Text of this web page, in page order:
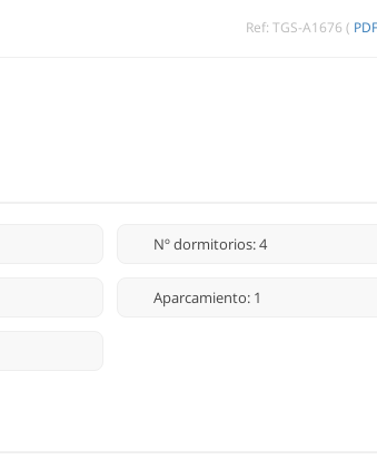
Ref: TGS-A1676 ( PDF
Nº dormitorios: 4
Aparcamiento: 1